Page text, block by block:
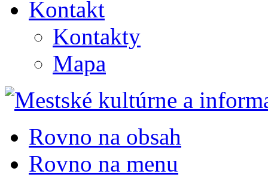
Kontakt
Kontakty
Mapa
Rovno na obsah
Rovno na menu